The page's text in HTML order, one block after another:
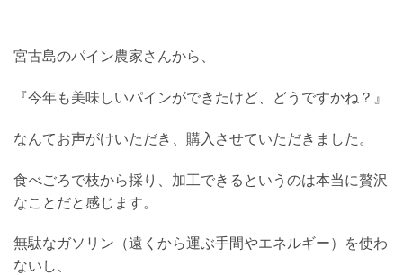
宮古島のパイン農家さんから、
『今年も美味しいパインができたけど、どうですかね？』
なんてお声がけいただき、購入させていただきました。
食べごろで枝から採り、加工できるというのは本当に贅沢
なことだと感じます。
無駄なガソリン（遠くから運ぶ手間やエネルギー）を使わ
ないし、